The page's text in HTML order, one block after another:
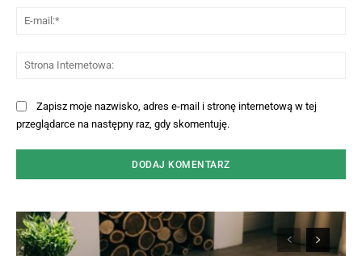
Zapisz moje nazwisko, adres e-mail i stronę internetową w tej
przeglądarce na następny raz, gdy skomentuję.